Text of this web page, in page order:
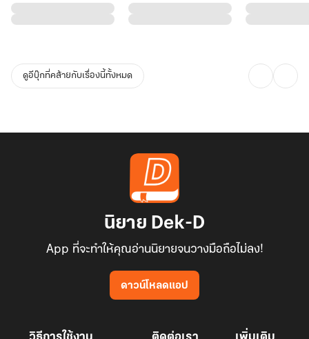
ดูอีบุ๊กที่คล้ายกับเรื่องนี้ทั้งหมด
นิยาย Dek-D
App ที่จะทำให้คุณอ่านนิยายจนวางมือถือไม่ลง!
ดาวน์โหลดแอป